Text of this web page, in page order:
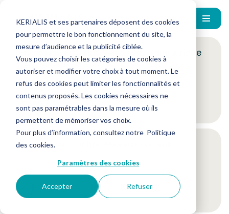
KERIALIS et ses partenaires déposent des cookies
pour permettre le bon fonctionnement du site, la
mesure d’audience et la publicité ciblée.
Vous pouvez choisir les catégories de cookies à
autoriser et modifier votre choix à tout moment. Le
refus des cookies peut limiter les fonctionnalités et
contenus proposés. Les cookies nécessaires ne
sont pas paramétrables dans la mesure où ils
permettent de mémoriser vos choix.
Pour plus d’information, consultez notre Politique
des cookies.
Paramètres des cookies
Accepter Refuser
Encore plus d'actus ? Inscrivez-vous à notre
newsletter !
Je m'inscris
Suivez-nous sur nos réseaux sociaux